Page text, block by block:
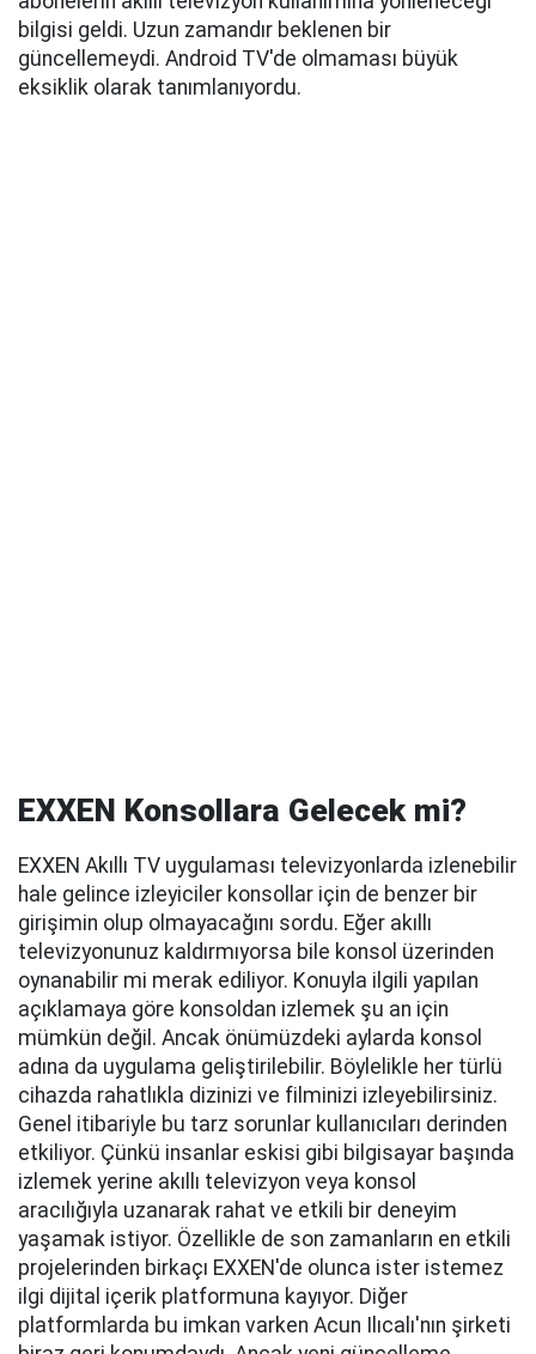
bilgisi geldi. Uzun zamandır beklenen bir
güncellemeydi. Android TV'de olmaması büyük
eksiklik olarak tanımlanıyordu.
EXXEN Konsollara Gelecek mi?
EXXEN Akıllı TV uygulaması televizyonlarda izlenebilir
hale gelince izleyiciler konsollar için de benzer bir
girişimin olup olmayacağını sordu. Eğer akıllı
televizyonunuz kaldırmıyorsa bile konsol üzerinden
oynanabilir mi merak ediliyor. Konuyla ilgili yapılan
açıklamaya göre konsoldan izlemek şu an için
mümkün değil. Ancak önümüzdeki aylarda konsol
adına da uygulama geliştirilebilir. Böylelikle her türlü
cihazda rahatlıkla dizinizi ve filminizi izleyebilirsiniz.
Genel itibariyle bu tarz sorunlar kullanıcıları derinden
etkiliyor. Çünkü insanlar eskisi gibi bilgisayar başında
izlemek yerine akıllı televizyon veya konsol
aracılığıyla uzanarak rahat ve etkili bir deneyim
yaşamak istiyor. Özellikle de son zamanların en etkili
projelerinden birkaçı EXXEN'de olunca ister istemez
ilgi dijital içerik platformuna kayıyor. Diğer
platformlarda bu imkan varken Acun Ilıcalı'nın şirketi